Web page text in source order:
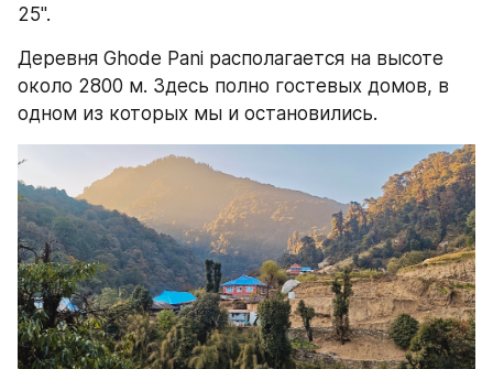
25".
Деревня Ghode Pani располагается на высоте
около 2800 м. Здесь полно гостевых домов, в
одном из которых мы и остановились.